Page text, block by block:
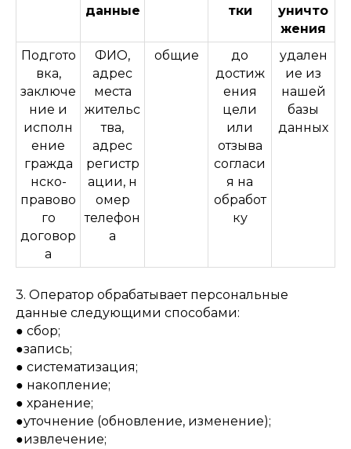
данные
тки
уничто
жения
Подгото
вка,
заключе
ние и
исполн
ение
гражда
нско-
правово
го
договор
а
ФИО,
адрес
места
жительс
тва,
адрес
регистр
ации, н
омер
телефон
а
общие
до
достиж
ения
цели
или
отзыва
согласи
я на
обработ
ку
удален
ие из
нашей
базы
данных
3. Оператор обрабатывает персональные
данные следующими способами:
● сбор;
●запись;
● систематизация;
● накопление;
● хранение;
●уточнение (обновление, изменение);
●извлечение;